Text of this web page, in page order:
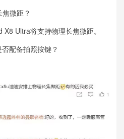
微距？
Ultra将支持物理长焦微距。
配备拍照按键？